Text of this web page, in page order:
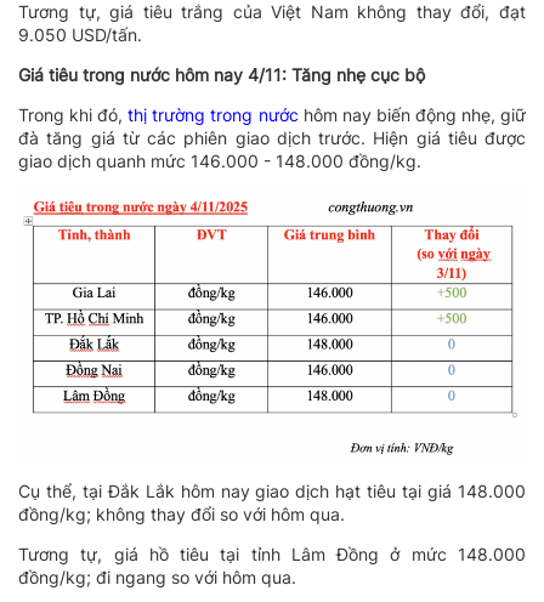
Tương tự, giá tiêu trắng của Việt Nam không thay đổi, đạt
9.050 USD/tấn.
Giá tiêu trong nước hôm nay 4/11: Tăng nhẹ cục bộ
Trong khi đó,thị trường trong nước hôm nay biến động nhẹ, giữ
đà tăng giá từ các phiên giao dịch trước. Hiện giá tiêu được
giao dịch quanh mức 146.000 - 148.000 đồng/kg.
Cụ thể, tại Đắk Lắk hôm nay giao dịch hạt tiêu tại giá 148.000
đồng/kg; không thay đổi so với hôm qua.
Tương tự, giá hồ tiêu tại tỉnh Lâm Đồng ở mức 148.000
đồng/kg; đi ngang so với hôm qua.